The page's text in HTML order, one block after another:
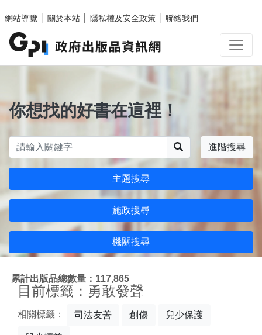
網站導覽
關於本站 隱私權及安全政策 聯絡我們
你想找的好書在這裡！
進階搜尋
主題搜尋
施政搜尋
機關搜尋
累計出版品總數量：117,865
目前標籤：勇敢發聲
相關標籤： 司法友善 創傷 兒少保護